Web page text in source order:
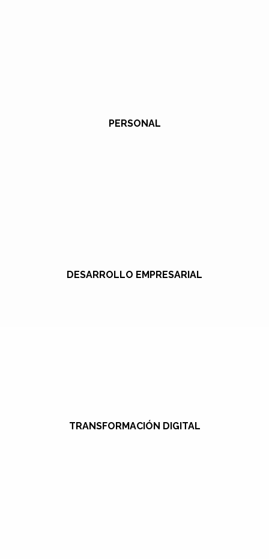
PERSONAL
DESARROLLO EMPRESARIAL
TRANSFORMACIÓN DIGITAL